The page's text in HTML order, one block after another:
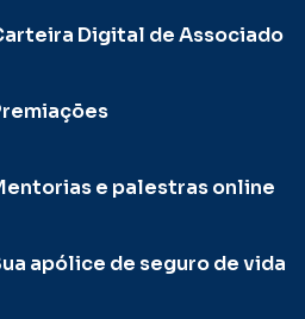
Digital de Associado
e palestras online
apólice de seguro de vida